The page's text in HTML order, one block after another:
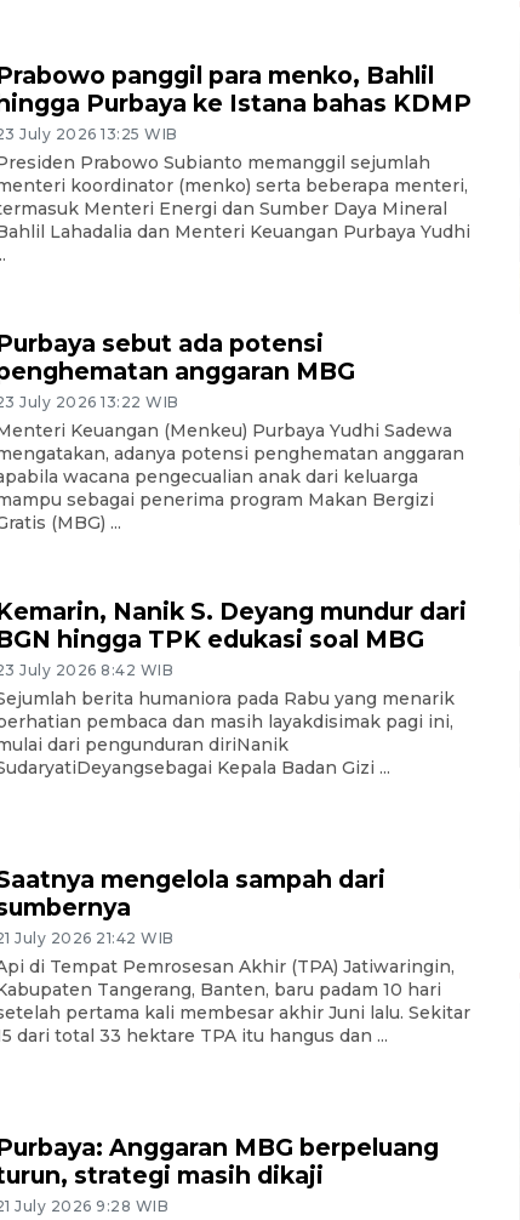
panggil para menko, Bahlil
Purbaya ke Istana bahas KDMP
July 2026 13:25 WIB
Prabowo Subianto memanggil sejumlah
koordinator (menko) serta beberapa menteri,
Menteri Energi dan Sumber Daya Mineral
Lahadalia dan Menteri Keuangan Purbaya Yudhi
sebut ada potensi
anggaran MBG
July 2026 13:22 WIB
Keuangan (Menkeu) Purbaya Yudhi Sadewa
adanya potensi penghematan anggaran
wacana pengecualian anak dari keluarga
sebagai penerima program Makan Bergizi
(MBG) ...
Nanik S. Deyang mundur dari
hingga TPK edukasi soal MBG
July 2026 8:42 WIB
berita humaniora pada Rabu yang menarik
pembaca dan masih layakdisimak pagi ini,
dari pengunduran diriNanik
Kepala Badan Gizi ...
mengelola sampah dari
July 2026 21:42 WIB
di Tempat Pemrosesan Akhir (TPA) Jatiwaringin,
Tangerang, Banten, baru padam 10 hari
pertama kali membesar akhir Juni lalu. Sekitar
dari total 33 hektare TPA itu hangus dan ...
Anggaran MBG berpeluang
strategi masih dikaji
July 2026 9:28 WIBPenggantian konstruksi jalan